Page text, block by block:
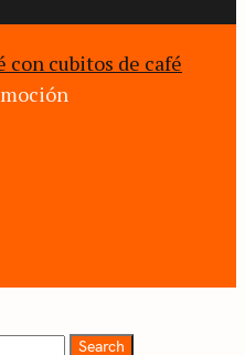
con cubitos de café
Search